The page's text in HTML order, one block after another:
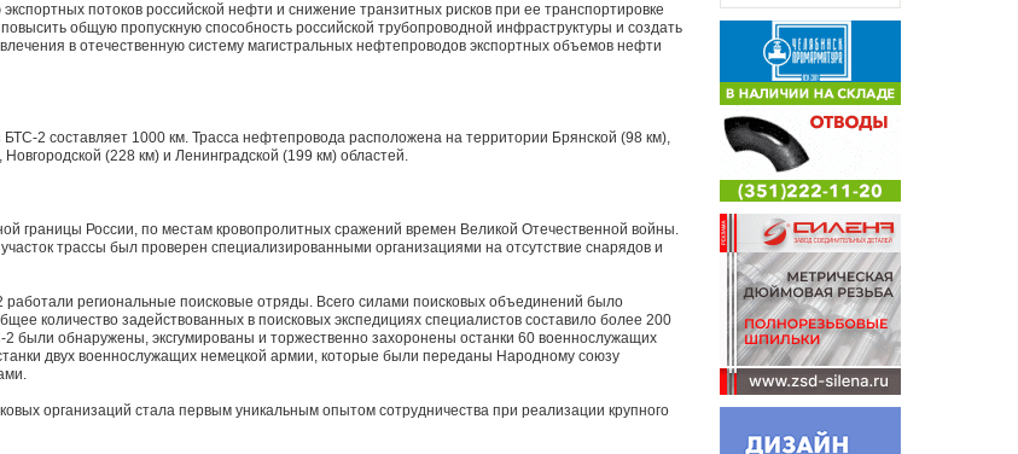
потоков российской нефти и снижение транзитных рисков при ее транспортировке
общую пропускную способность российской трубопроводной инфраструктуры и создать
в отечественную систему магистральных нефтепроводов экспортных объемов нефти
2 составляет 1000 км. Трасса нефтепровода расположена на территории Брянской (98 км),
(228 км) и Ленинградской (199 км) областей.
границы России, по местам кровопролитных сражений времен Великой Отечественной войны.
трассы был проверен специализированными организациями на отсутствие снарядов и
региональные поисковые отряды. Всего силами поисковых объединений было
количество задействованных в поисковых экспедициях специалистов составило более 200
были обнаружены, эксгумированы и торжественно захоронены останки 60 военнослужащих
двух военнослужащих немецкой армии, которые были переданы Народному союзу
организаций стала первым уникальным опытом сотрудничества при реализации крупного